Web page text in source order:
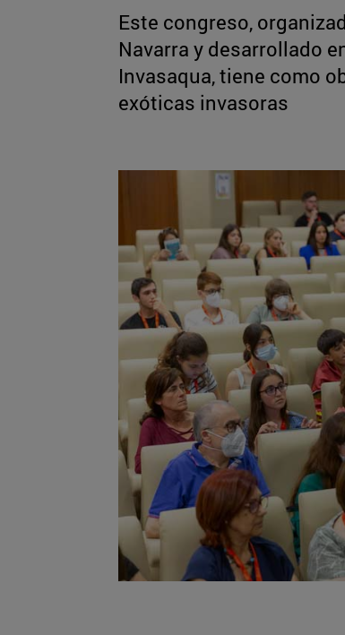
Este congreso,
Navarra y desarrollado
Invasaqua, tiene como
exóticas invasoras